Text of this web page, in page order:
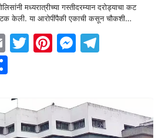
मध्यरात्रीच्या गस्तीदरम्यान दरोड्याचा कट
केली. या आरोपींपैकी एकाची कसून चौकशी…
EmailTwitter
Pinterest